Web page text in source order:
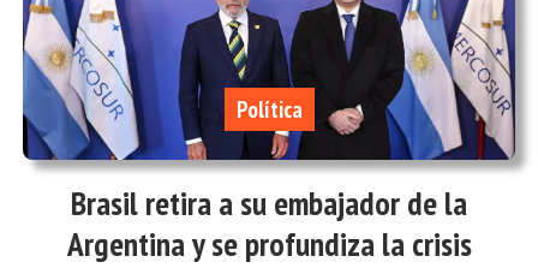
Brasil retira a su embajador de la
Argentina y se profundiza la crisis
Política